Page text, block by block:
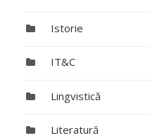
Istorie
IT&C
Lingvistică
Literatură